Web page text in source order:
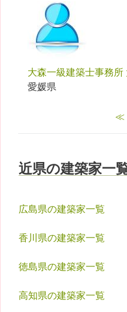
大森一級建築士事務所
愛媛県
≪
近県の建築家一
広島県の建築家一覧
香川県の建築家一覧
徳島県の建築家一覧
高知県の建築家一覧